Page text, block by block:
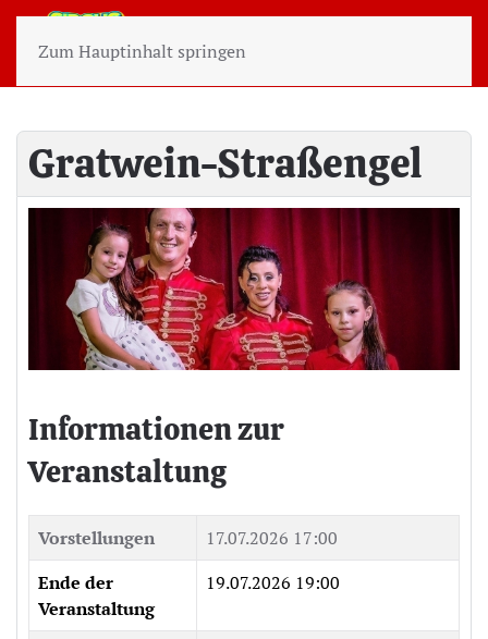
Zum Hauptinhalt springen
Gratwein-Straßengel
Informationen zur
Veranstaltung
Vorstellungen
17.07.2026 17:00
Ende der
Veranstaltung
19.07.2026 19:00